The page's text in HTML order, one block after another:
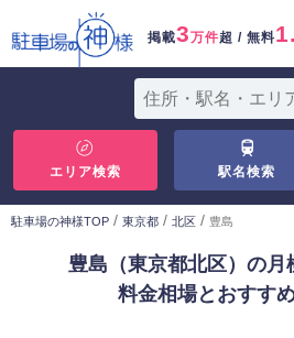
掲載3万件超 / 無料
エリア検索 駅名検索
駐車場の神様TOP / 東京都 / 北区 / 豊島
豊島（東京都北区）の月
料金相場とおすす